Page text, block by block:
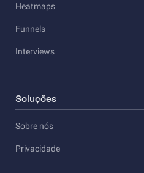
Heatmaps
Funnels
Interviews
Soluções
Sobre nós
Privacidade